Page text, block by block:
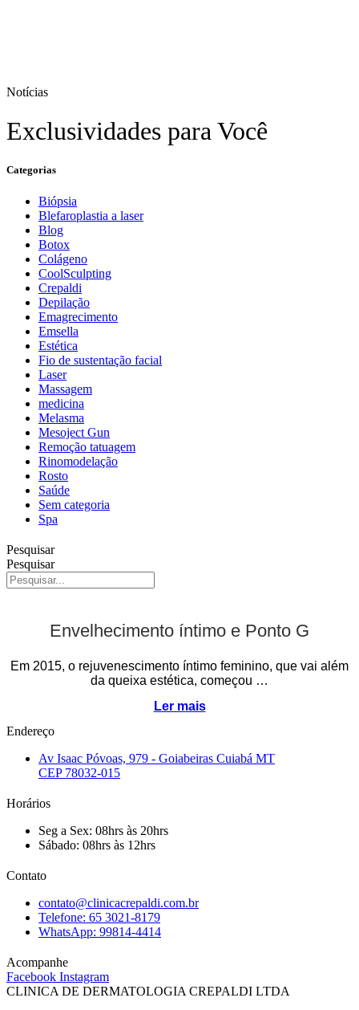
Notícias
Exclusividades para Você
Categorias
Biópsia
Blefaroplastia a laser
Blog
Botox
Colágeno
CoolSculpting
Crepaldi
Depilação
Emagrecimento
Emsella
Estética
Fio de sustentação facial
Laser
Massagem
medicina
Melasma
Mesoject Gun
Remoção tatuagem
Rinomodelação
Rosto
Saúde
Sem categoria
Spa
Pesquisar
Pesquisar
Envelhecimento íntimo e Ponto G
Em 2015, o rejuvenescimento íntimo feminino, que vai além
da queixa estética, começou …
Ler mais
Endereço
Av Isaac Póvoas, 979 - Goiabeiras Cuiabá MT
CEP 78032-015
Horários
Seg a Sex: 08hrs às 20hrs
Sábado: 08hrs às 12hrs
Contato
contato@clinicacrepaldi.com.br
Telefone: 65 3021-8179
WhatsApp: 99814-4414
Acompanhe
Facebook Instagram
CLINICA DE DERMATOLOGIA CREPALDI LTDA